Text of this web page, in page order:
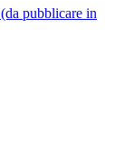
pubblicare in